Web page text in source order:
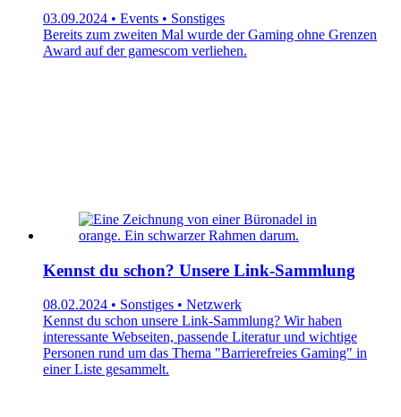
03.09.2024 • Events • Sonstiges
Bereits zum zweiten Mal wurde der Gaming ohne Grenzen
Award auf der gamescom verliehen.
Kennst du schon? Unsere Link-Sammlung
08.02.2024 • Sonstiges • Netzwerk
Kennst du schon unsere Link-Sammlung? Wir haben
interessante Webseiten, passende Literatur und wichtige
Personen rund um das Thema "Barrierefreies Gaming" in
einer Liste gesammelt.